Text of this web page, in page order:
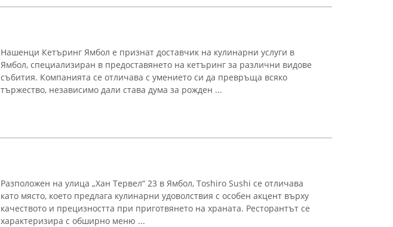
Нашенци Кетъринг Ямбол е признат доставчик на кулинарни услуги в
Ямбол, специализиран в предоставянето на кетъринг за различни видове
събития. Компанията се отличава с умението си да превръща всяко
тържество, независимо дали става дума за рожден ...
Разположен на улица „Хан Тервел“ 23 в Ямбол, Toshiro Sushi се отличава
като място, което предлага кулинарни удоволствия с особен акцент върху
качеството и прецизността при приготвянето на храната. Ресторантът се
характеризира с обширно меню ...